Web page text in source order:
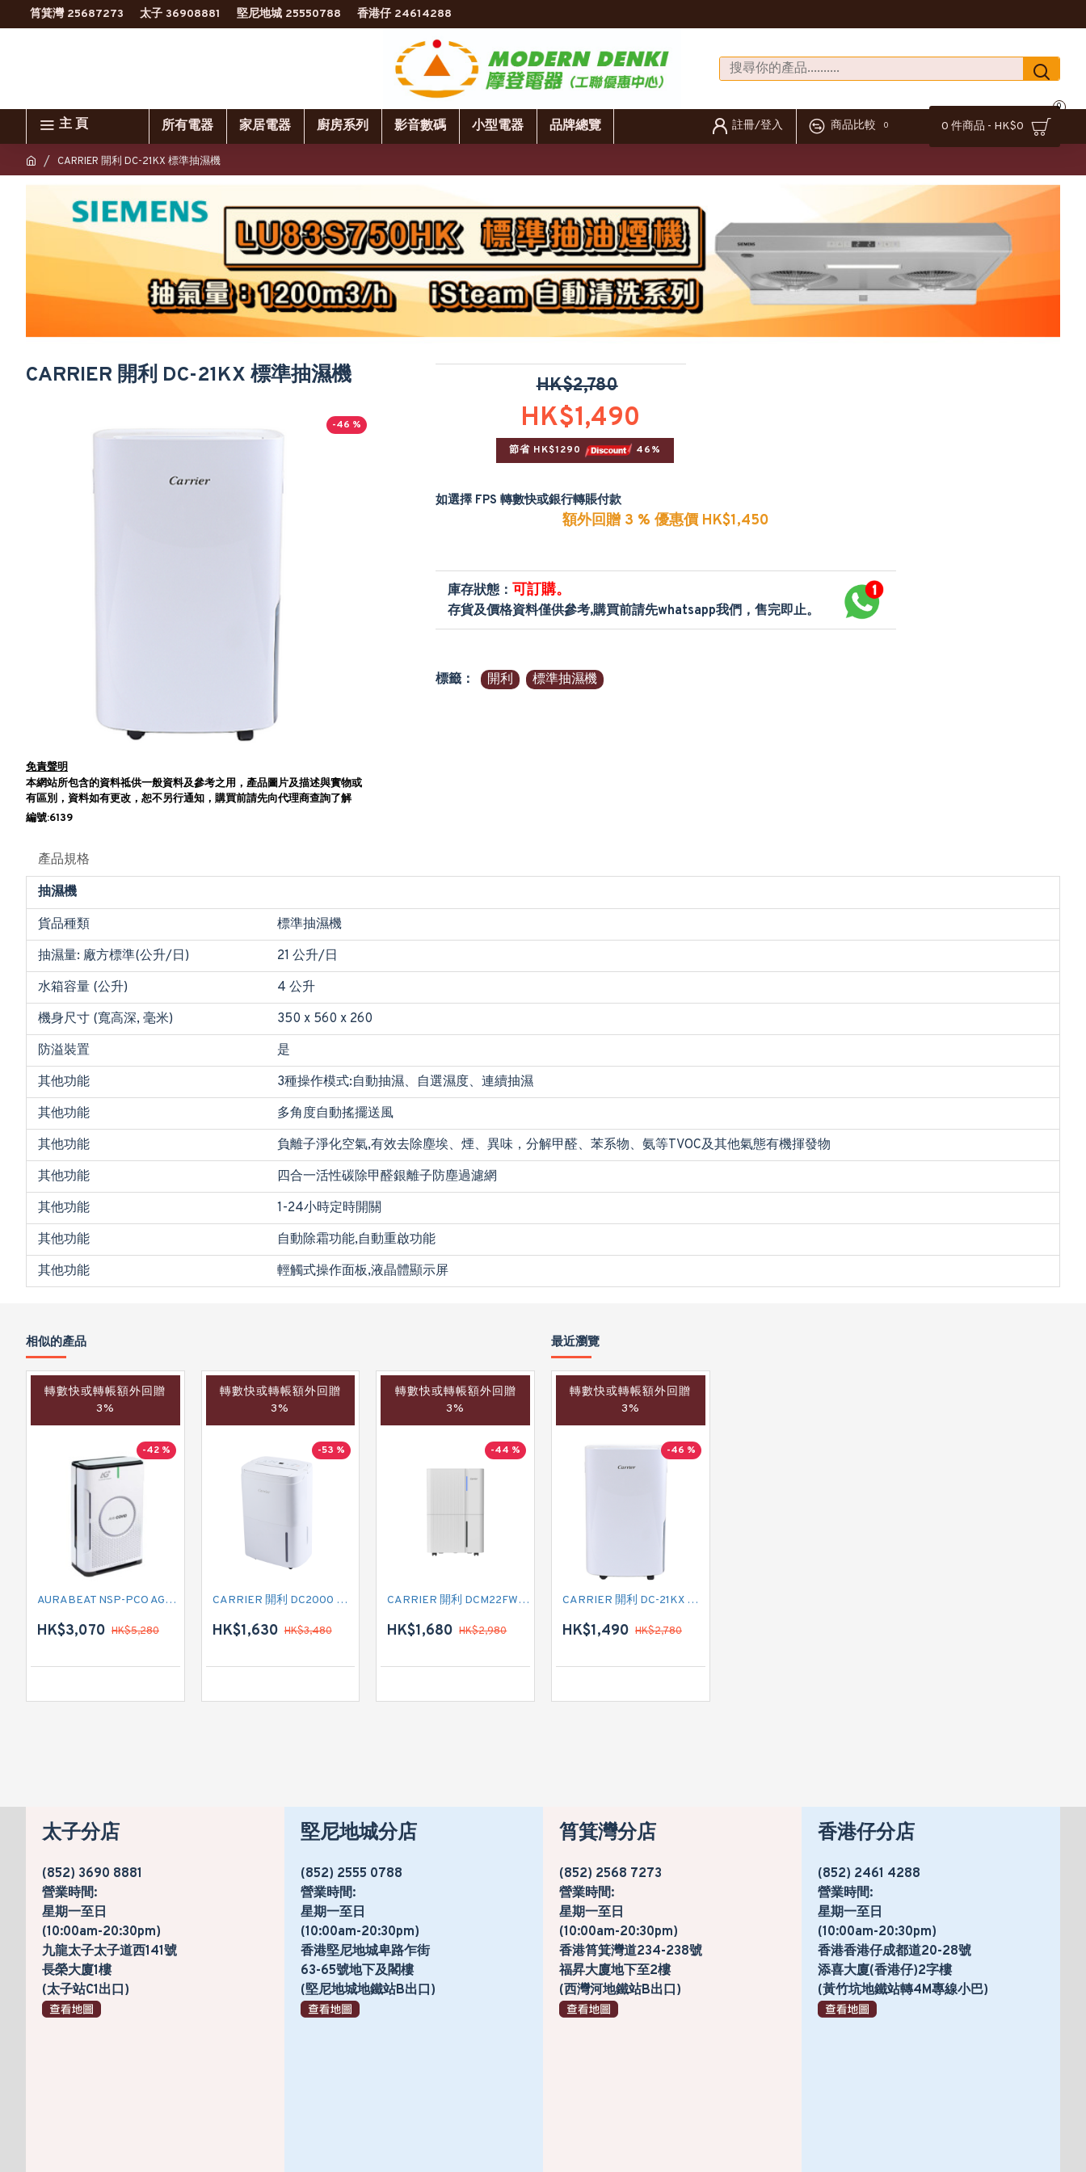
筲箕灣 25687273 太子 36908881 堅尼地城 25550788 香港仔 24614288
主 頁 所有電器 家居電器 廚房系列 影音數碼 小型電器 品牌總覽 註冊/登入 商品比較 0 0 件商品 - HK$0
0
CARRIER 開利 DC-21KX 標準抽濕機
CARRIER 開利 DC-21KX 標準抽濕機
-46 %
免責聲明
本網站所包含的資料祗供一般資料及參考之用，產品圖片及描述與實物或
有區別，資料如有更改，恕不另行通知，購買前請先向代理商查詢了解
編號:6139
HK$1,490
HK$2,780
節省 HK$1290 46%
如選擇 FPS 轉數快或銀行轉賬付款
額外回贈 3 % 優惠價 HK$1,450
庫存狀態： 可訂購。
存貨及價格資料僅供參考,購買前請先whatsapp我們，售完即止。
標籤： 開利 標準抽濕機
產品規格
抽濕機
貨品種類
標準抽濕機
抽濕量: 廠方標準(公升/日)
21 公升/日
水箱容量 (公升)
4 公升
機身尺寸 (寬高深, 毫米)
350 x 560 x 260
防溢裝置
是
其他功能
3種操作模式:自動抽濕、自選濕度、連續抽濕
其他功能
多角度自動搖擺送風
其他功能
負離子淨化空氣,有效去除塵埃、煙、異味，分解甲醛、苯系物、氨等TVOC及其他氣態有機揮發物
其他功能
四合一活性碳除甲醛銀離子防塵過濾網
其他功能
1-24小時定時開關
其他功能
自動除霜功能,自動重啟功能
其他功能
輕觸式操作面板,液晶體顯示屏
相似的產品
轉數快或轉帳額外回贈
3%
-42 %
AURABEAT NSP-PCO AG+空氣淨化機
HK$3,070 HK$5,280
轉數快或轉帳額外回贈
3%
-53 %
CARRIER 開利 DC2000 負離子空氣淨化抽濕機
HK$1,630 HK$3,480
轉數快或轉帳額外回贈
3%
-44 %
CARRIER 開利 DCM22FW 22公升三合一正負離子空氣淨化抽濕機
HK$1,680 HK$2,980
最近瀏覽
轉數快或轉帳額外回贈
3%
-46 %
CARRIER 開利 DC-21KX 標準抽濕機
HK$1,490 HK$2,780
太子分店
(852) 3690 8881
營業時間:
星期一至日
(10:00am-20:30pm)
九龍太子太子道西141號
長榮大廈1樓
(太子站C1出口)
堅尼地城分店
(852) 2555 0788
營業時間:
星期一至日
(10:00am-20:30pm)
香港堅尼地城卑路乍街
63-65號地下及閣樓
(堅尼地城地鐵站B出口)
筲箕灣分店
(852) 2568 7273
營業時間:
星期一至日
(10:00am-20:30pm)
香港筲箕灣道234-238號
福昇大廈地下至2樓
(西灣河地鐵站B出口)
香港仔分店
(852) 2461 4288
營業時間:
星期一至日
(10:00am-20:30pm)
香港香港仔成都道20-28號
添喜大廈(香港仔)2字樓
(黃竹坑地鐵站轉4M專線小巴)